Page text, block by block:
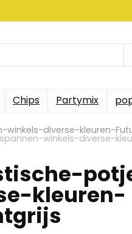
Chips Partymix
diverse-kleuren-
winkels-diverse-
kleuren-